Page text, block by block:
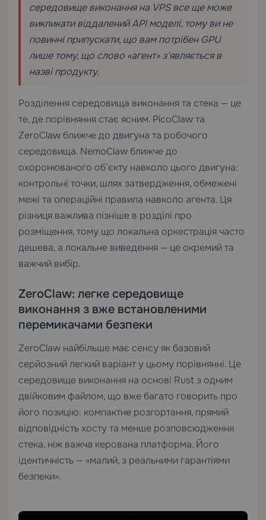
середовище виконання на VPS все ще може
викликати віддалений API моделі, тому ви не
повинні припускати, що вам потрібен GPU
лише тому, що слово «агент» з’являється в
назві продукту.
Розділення середовища виконання та стека — це
те, де порівняння стає ясним. PicoClaw та
ZeroClaw ближче до двигуна та робочого
середовища. NemoClaw ближче до
охоронюваного об’єкту навколо цього двигуна:
контрольні точки, шлях затвердження, обмежені
межі та операційні правила навколо агента. Ця
різниця важлива пізніше в розділі про
розміщення, тому що локальна оркестрація часто
дешева, а локальне виведення — це окремий та
важчий вибір.
ZeroClaw: легке середовище
виконання з вже встановленими
перемикачами безпеки
ZeroClaw найбільше має сенсу як базовий
серйозний легкий варіант у цьому порівнянні. Це
середовище виконання на основі Rust з одним
двійковим файлом, що вже багато говорить про
його позицію: компактне розгортання, прямий
відповідність хосту та менше розповсюдження
стека, ніж важча керована платформа. Його
ідентичність — «малий, з реальними гарантіями
безпеки».